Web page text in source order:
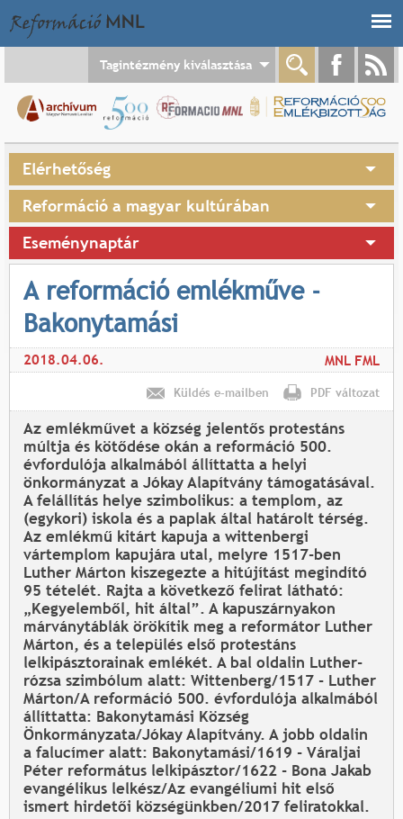
Tagintézmény kiválasztása
Elérhetőség
Reformáció a magyar kultúrában
Eseménynaptár
A reformáció emlékműve -
Bakonytamási
2018.04.06. MNL FML
Küldés e-mailben PDF változat
Az emlékművet a község jelentős protestáns
múltja és kötődése okán a reformáció 500.
évfordulója alkalmából állíttatta a helyi
önkormányzat a Jókay Alapítvány támogatásával.
A felállítás helye szimbolikus: a templom, az
(egykori) iskola és a paplak által határolt térség.
Az emlékmű kitárt kapuja a wittenbergi
vártemplom kapujára utal, melyre 1517-ben
Luther Márton kiszegezte a hitújítást megindító
95 tételét. Rajta a következő felirat látható:
„Kegyelemből, hit által”. A kapuszárnyakon
márványtáblák örökítik meg a reformátor Luther
Márton, és a település első protestáns
lelkipásztorainak emlékét. A bal oldalin Luther-
rózsa szimbólum alatt: Wittenberg/1517 - Luther
Márton/A reformáció 500. évfordulója alkalmából
állíttatta: Bakonytamási Község
Önkormányzata/Jókay Alapítvány. A jobb oldalin
a falucímer alatt: Bakonytamási/1619 - Váraljai
Péter református lelkipásztor/1622 - Bona Jakab
evangélikus lelkész/Az evangéliumi hit első
ismert hirdetői községünkben/2017 feliratokkal.